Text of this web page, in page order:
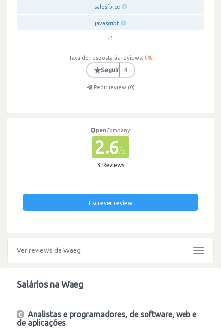
salesforce
javascript
+1
Taxa de resposta às reviews: 0%
★Seguir 4
Pedir review (0)
penCompany
2.6/5
3 Reviews
Escrever review
Ver reviews da Waeg
Toggle
Salários na Waeg
Analistas e programadores, de software, web e
de aplicações